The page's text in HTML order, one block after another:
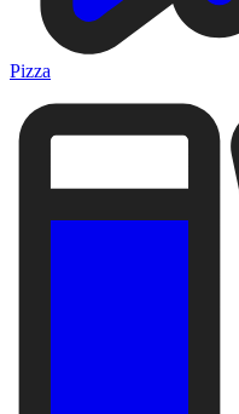
Pizza